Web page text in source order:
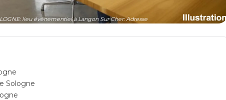
lieu événementiel à Langon Sur Cher: Adresse
Sologne